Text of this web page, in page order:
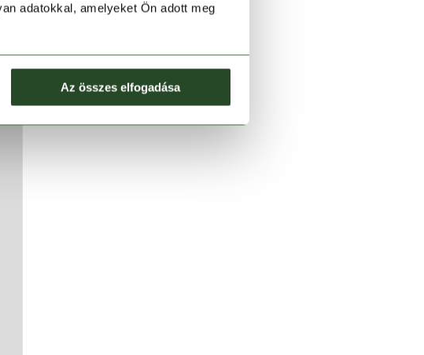
adatokkal, amelyeket Ön adott meg
Az összes elfogadása